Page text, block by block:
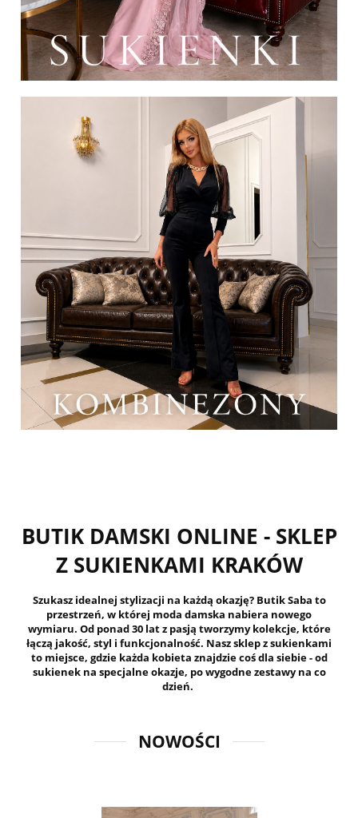
BUTIK DAMSKI ONLINE - SKLEP
Z SUKIENKAMI KRAKÓW
Szukasz idealnej stylizacji na każdą okazję? Butik Saba to
przestrzeń, w której moda damska nabiera nowego
wymiaru. Od ponad 30 lat z pasją tworzymy kolekcje, które
łączą jakość, styl i funkcjonalność. Nasz sklep z sukienkami
to miejsce, gdzie każda kobieta znajdzie coś dla siebie - od
sukienek na specjalne okazje, po wygodne zestawy na co
dzień.
NOWOŚCI